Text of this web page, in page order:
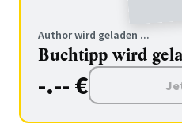
Author wird geladen ...
Buchtipp wird
-.-- €